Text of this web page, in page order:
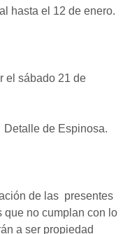
hasta el 12 de enero.
el sábado 21 de
de Espinosa.
de las presentes
no cumplan con lo
a ser propiedad